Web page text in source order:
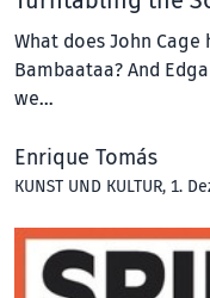
What does John
Bambaataa? And
we…
Enrique Tomás
KUNST UND KULTUR, 1.